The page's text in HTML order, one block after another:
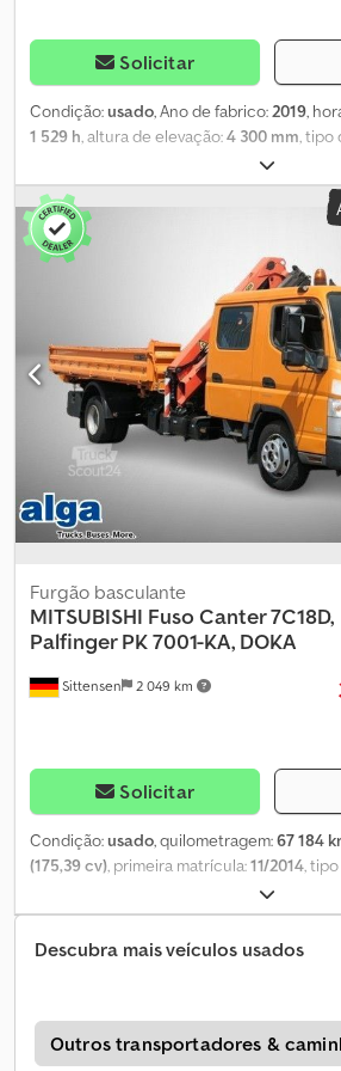
Solicitar
Condição:usado, Ano de fabrico: 2019,
1 529 h , altura de elevação:4 300 mm ,
Mitsubishi FD 45 NT. Ano: 2019. Horas: 1529.
Peso: 6580 kg. Máquina com certificação
Rotador Kaup. Garfos com ajuste
mínima: 2250 mm. Altura máxima de
fechada. Motor a diesel. Garfos:
150 mm. Espessura: 50 mm. Pneus: 1: 300-15
Excelente empilhador! Nº de identificação:
Condições Gerais da Heinhuis são
ofertas e orçamentos da Heinhuis, a
pela Heinhuis e às negociações que os
forma de resposta implica a aceitação da
Termos e Condições Gerais da Heinhuis
utilizador tomou conhecimento destes
Gerais. Os nossos preços são preços de
Mais informações = Ano de fabricação: 2019
kg Altura de construção: 2250 mm
Sittensen 2 049 km
Furgão basculante
MITSUBISHI Fuso Canter 7C18D,
Palfinger PK 7001-KA, DOKA
Solicitar
Condição:usado, quilometragem:67 184
(175,39 cv), primeira matrícula:11/2014,
laranja
automático, classe de emissão:Euro 6,
comprimento total:
7 640 mm , largura total:
mm, altura do espaço de carga:400 mm,
aquecedor estacionário, ar
eletrónico de estabilidade (ESP), Cabine
Descubra mais veículos usados
Outros transportadores &